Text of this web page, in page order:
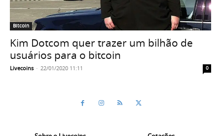
Bitcoin
Kim Dotcom quer trazer um bilhão de
usuários para o bitcoin
Livecoins - 22/01/2020 11:11 0